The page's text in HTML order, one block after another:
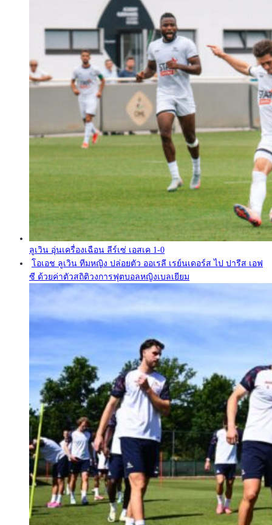
ลูเวิน อุ่นเครื่องเฉือน ลีร์เซ่ เอสเค 1-0
โอเอช ลูเวิน ทีมหญิง ปล่อยตัว ออเรลี เรย์นเดอร์ส ไป ปารีส เอฟ
ซี ด้วยค่าตัวสถิติวงการฟุตบอลหญิงเบลเยียม